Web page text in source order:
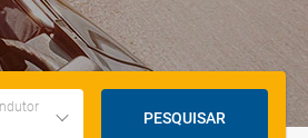
PESQUISAR